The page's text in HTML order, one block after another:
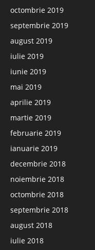
octombrie 2019
septembrie 2019
august 2019
iulie 2019
iunie 2019
mai 2019
aprilie 2019
martie 2019
februarie 2019
ianuarie 2019
decembrie 2018
noiembrie 2018
octombrie 2018
septembrie 2018
august 2018
iulie 2018